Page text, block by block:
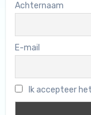
Achternaam
E-mail
Ik accepteer